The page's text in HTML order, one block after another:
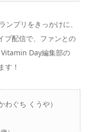
ンプリをきっかけに、
ブ配信で、ファンとの
Day編集部の
す！
わぐち くうや）